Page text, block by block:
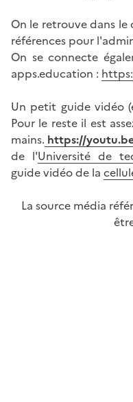
On le retrouve dans le
références pour
On se connecte
apps.education :
Un petit guide vidéo
Pour le reste il est
mains. https://
de l'Université de
guide vidéo de la
La source média